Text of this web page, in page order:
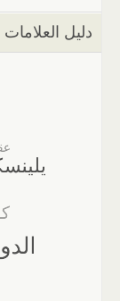
دليل العلامات